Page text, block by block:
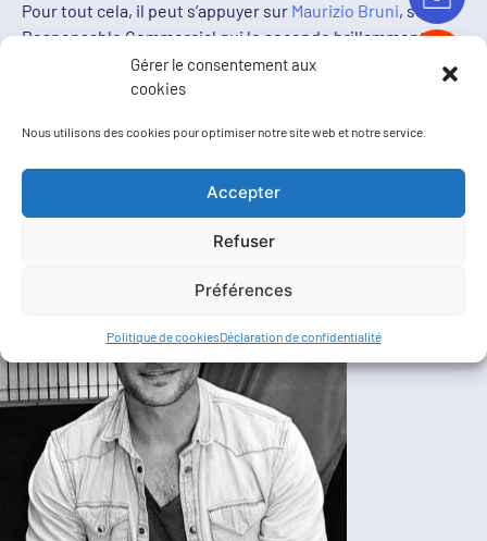
Gérer le consentement aux
cookies
Nous utilisons des cookies pour optimiser notre site web et notre service.
Accepter
Refuser
Préférences
Politique de cookiesDéclaration de confidentialité
Pour tout cela, il peut s’appuyer sur Maurizio Bruni, son
Responsable Commercial qui le seconde brillamment.
Vous voulez les rencontrer?
Téléphone :04.48.22.72.00
Mail :contact@exaclos.fr